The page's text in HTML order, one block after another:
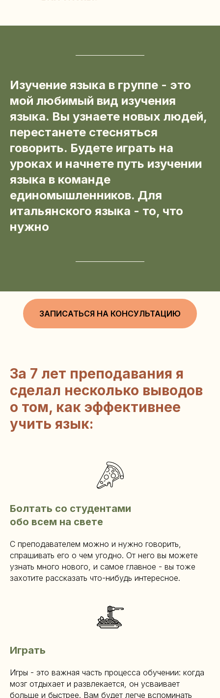
Изучение языка в группе - это
мой любимый вид изучения
языка. Вы узнаете новых людей,
перестанете стесняться
говорить. Будете играть на
уроках и начнете путь изучении
языка в команде
единомышленников. Для
итальянского языка - то, что
нужно
ЗАПИСАТЬСЯ НА КОНСУЛЬТАЦИЮ
За 7 лет преподавания я
сделал несколько выводов
о том, как эффективнее
учить язык:
Болтать со студентами
обо всем на свете
С преподавателем можно и нужно говорить,
спрашивать его о чем угодно. От него вы можете
узнать много нового, и самое главное - вы тоже
захотите рассказать что-нибудь интересное.
Играть
Игры - это важная часть процесса обучении: когда
мозг отдыхает и развлекается, он усваивает
больше и быстрее. Вам будет легче вспоминать